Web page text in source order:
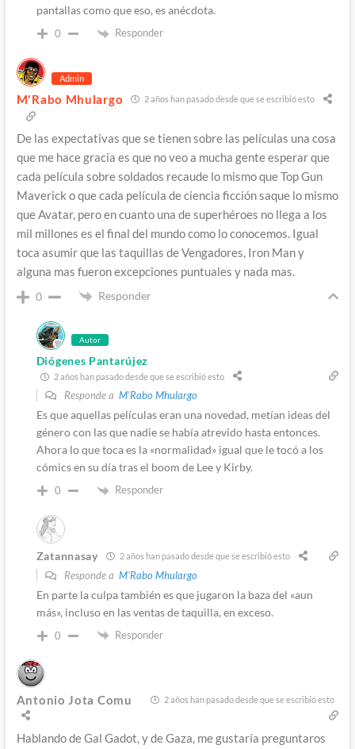
pantallas como que eso, es anécdota.
0 Responder
Admin
M'Rabo Mhulargo 2 años han pasado desde que se escribió esto
De las expectativas que se tienen sobre las películas una cosa
que me hace gracia es que no veo a mucha gente esperar que
cada película sobre soldados recaude lo mismo que Top Gun
Maverick o que cada película de ciencia ficción saque lo mismo
que Avatar, pero en cuanto una de superhéroes no llega a los
mil millones es el final del mundo como lo conocemos. Igual
toca asumir que las taquillas de Vengadores, Iron Man y
alguna mas fueron excepciones puntuales y nada mas.
0 Responder
Autor
Diógenes Pantarújez
2 años han pasado desde que se escribió esto
Responde a M'Rabo Mhulargo
Es que aquellas películas eran una novedad, metían ideas del
género con las que nadie se había atrevido hasta entonces.
Ahora lo que toca es la «normalidad» igual que le tocó a los
cómics en su día tras el boom de Lee y Kirby.
0 Responder
Zatannasay 2 años han pasado desde que se escribió esto
Responde a M'Rabo Mhulargo
En parte la culpa también es que jugaron la baza del «aun
más», incluso en las ventas de taquilla, en exceso.
0 Responder
Antonio Jota Comu 2 años han pasado desde que se escribió esto
Hablando de Gal Gadot, y de Gaza, me gustaría preguntaros